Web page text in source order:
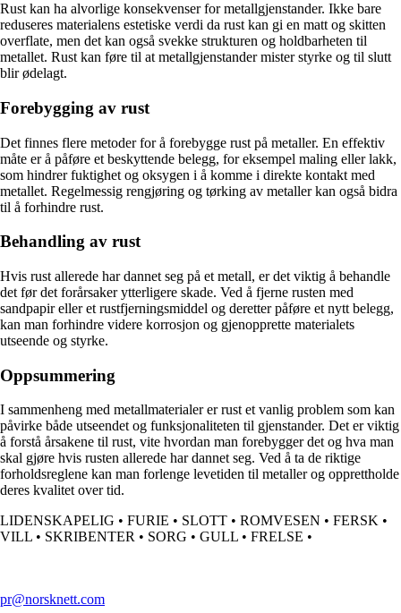
Rust kan ha alvorlige konsekvenser for metallgjenstander. Ikke bare
reduseres materialens estetiske verdi da rust kan gi en matt og skitten
overflate, men det kan også svekke strukturen og holdbarheten til
metallet. Rust kan føre til at metallgjenstander mister styrke og til slutt
blir ødelagt.
Forebygging av rust
Det finnes flere metoder for å forebygge rust på metaller. En effektiv
måte er å påføre et beskyttende belegg, for eksempel maling eller lakk,
som hindrer fuktighet og oksygen i å komme i direkte kontakt med
metallet. Regelmessig rengjøring og tørking av metaller kan også bidra
til å forhindre rust.
Behandling av rust
Hvis rust allerede har dannet seg på et metall, er det viktig å behandle
det før det forårsaker ytterligere skade. Ved å fjerne rusten med
sandpapir eller et rustfjerningsmiddel og deretter påføre et nytt belegg,
kan man forhindre videre korrosjon og gjenopprette materialets
utseende og styrke.
Oppsummering
I sammenheng med metallmaterialer er rust et vanlig problem som kan
påvirke både utseendet og funksjonaliteten til gjenstander. Det er viktig
å forstå årsakene til rust, vite hvordan man forebygger det og hva man
skal gjøre hvis rusten allerede har dannet seg. Ved å ta de riktige
forholdsreglene kan man forlenge levetiden til metaller og opprettholde
deres kvalitet over tid.
LIDENSKAPELIG • FURIE • SLOTT • ROMVESEN • FERSK •
VILL • SKRIBENTER • SORG • GULL • FRELSE •
pr@norsknett.com